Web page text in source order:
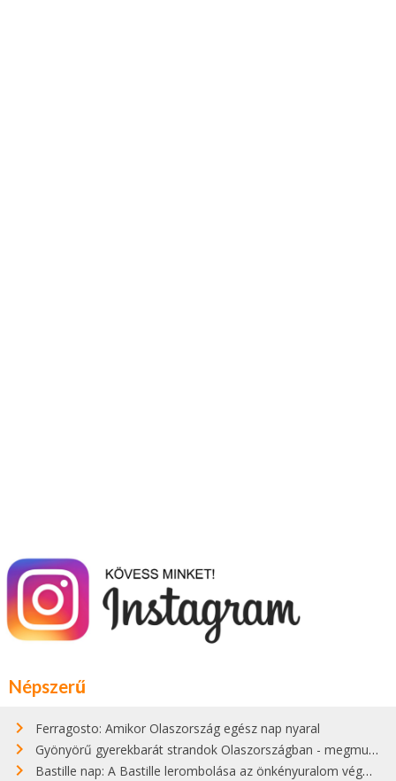
Népszerű
Ferragosto: Amikor Olaszország egész nap nyaral
Gyönyörű gyerekbarát strandok Olaszországban - megmutatjuk a 15 legjobbat
Bastille nap: A Bastille lerombolása az önkényuralom végét jelentette